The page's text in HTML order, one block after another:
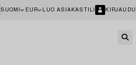
SUOMI EUR LUO ASIAKASTILI KIRJAUDU